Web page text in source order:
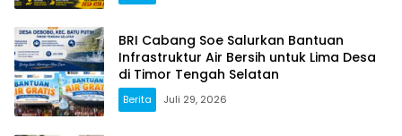
BRI Cabang Soe Salurkan Bantuan
Infrastruktur Air Bersih untuk Lima Desa
di Timor Tengah Selatan
Berita Juli 29, 2026